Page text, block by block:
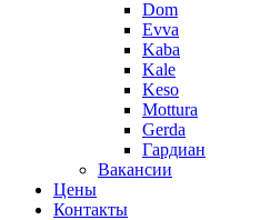
Dom
Evva
Kaba
Kale
Keso
Mottura
Gerda
Гардиан
Вакансии
Цены
Контакты